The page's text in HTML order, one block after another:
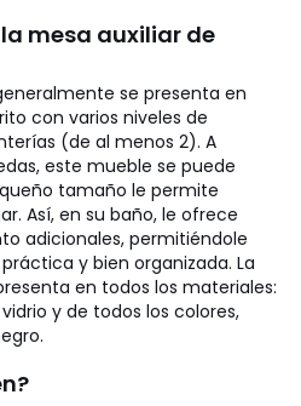
mesa auxiliar de
se presenta en
con varios niveles de
(de al menos 2). A
este mueble se puede
tamaño le permite
Así, en su baño, le ofrece
adicionales, permitiéndole
y bien organizada. La
en todos los materiales:
y de todos los colores,